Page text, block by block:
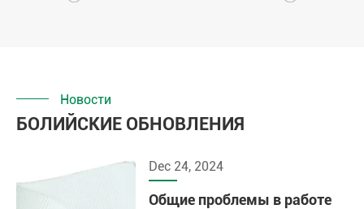
Новости
БОЛИЙСКИЕ ОБНОВЛЕНИЯ
Dec 24, 2024
Общие проблемы в работе